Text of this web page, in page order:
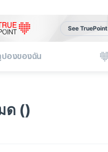
See TruePoint
องของฉัน
ด ()